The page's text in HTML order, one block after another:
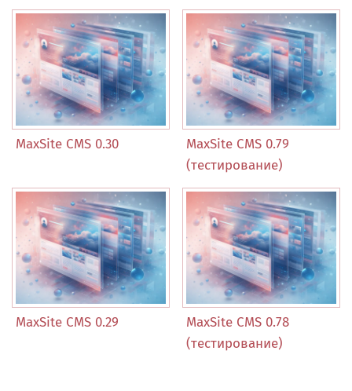
MaxSite CMS 0.30
MaxSite CMS 0.79
(тестирование)
MaxSite CMS 0.29
MaxSite CMS 0.78
(тестирование)